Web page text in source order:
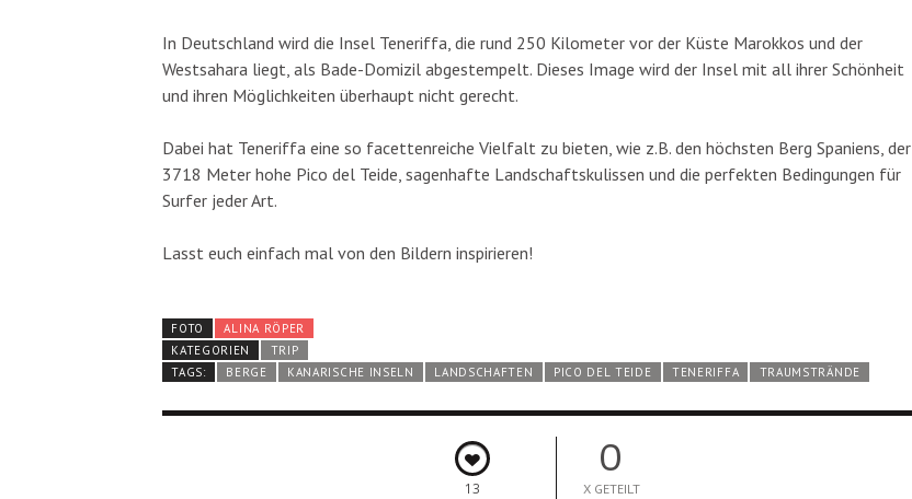
In Deutschland wird die Insel Teneriffa, die rund 250 Kilometer vor der Küste Marokkos und der
Westsahara liegt, als Bade-Domizil abgestempelt. Dieses Image wird der Insel mit all ihrer Schönheit
und ihren Möglichkeiten überhaupt nicht gerecht.
Dabei hat Teneriffa eine so facettenreiche Vielfalt zu bieten, wie z.B. den höchsten Berg Spaniens, der
3718 Meter hohe Pico del Teide, sagenhafte Landschaftskulissen und die perfekten Bedingungen für
Surfer jeder Art.
Lasst euch einfach mal von den Bildern inspirieren!
FOTO
ALINA RÖPER
KATEGORIEN
TRIP
TAGS:
BERGE KANARISCHE INSELN LANDSCHAFTEN PICO DEL TEIDE TENERIFFA TRAUMSTRÄNDE
13
0
X GETEILT